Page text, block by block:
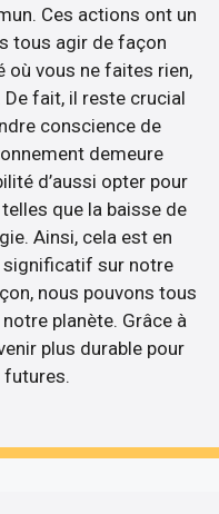
Ces actions ont un
tous agir de façon
où vous ne faites rien,
fait, il reste crucial
conscience de
demeure
d’aussi opter pour
que la baisse de
Ainsi, cela est en
significatif sur notre
nous pouvons tous
planète. Grâce à
plus durable pour
futures.